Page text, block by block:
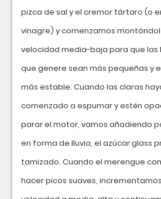
pizca de sal y el cremor tártaro (o
vinagre) y comenzamos
velocidad media-baja para que las
que genere sean más pequeñas y
más estable. Cuando las claras
comenzado a espumar y estén
parar el motor, vamos añadiendo
en forma de lluvia, el azúcar glass
tamizado. Cuando el merengue
hacer picos suaves,